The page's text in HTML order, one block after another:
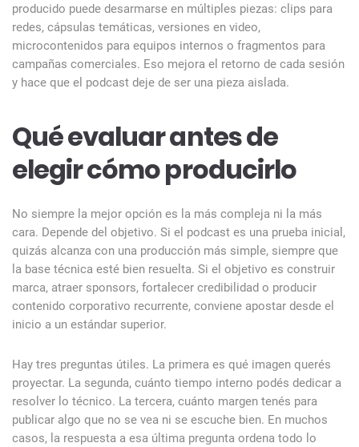
producido puede desarmarse en múltiples piezas: clips para
redes, cápsulas temáticas, versiones en video,
microcontenidos para equipos internos o fragmentos para
campañas comerciales. Eso mejora el retorno de cada sesión
y hace que el podcast deje de ser una pieza aislada.
Qué evaluar antes de
elegir cómo producirlo
No siempre la mejor opción es la más compleja ni la más
cara. Depende del objetivo. Si el podcast es una prueba inicial,
quizás alcanza con una producción más simple, siempre que
la base técnica esté bien resuelta. Si el objetivo es construir
marca, atraer sponsors, fortalecer credibilidad o producir
contenido corporativo recurrente, conviene apostar desde el
inicio a un estándar superior.
Hay tres preguntas útiles. La primera es qué imagen querés
proyectar. La segunda, cuánto tiempo interno podés dedicar a
resolver lo técnico. La tercera, cuánto margen tenés para
publicar algo que no se vea ni se escuche bien. En muchos
casos, la respuesta a esa última pregunta ordena todo lo